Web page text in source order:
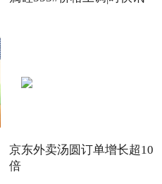
京东外卖汤圆订单增长超10
倍